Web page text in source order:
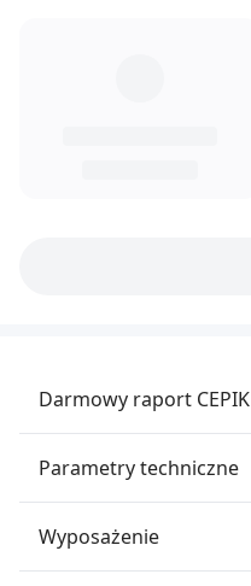
Darmowy raport CEPIK
Parametry techniczne
Wyposażenie